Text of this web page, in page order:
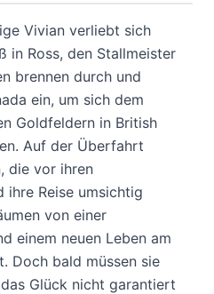
Vivian verliebt sich
in Ross, den Stallmeister
brennen durch und
ein, um sich dem
Goldfeldern in British
Auf der Überfahrt
die vor ihren
ihre Reise umsichtig
von einer
einem neuen Leben am
Doch bald müssen sie
Glück nicht garantiert